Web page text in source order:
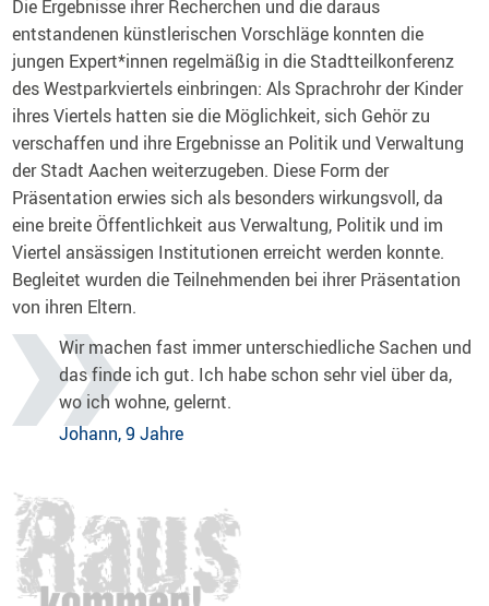
Die Ergebnisse ihrer Recherchen und die daraus
entstandenen künstlerischen Vorschläge konnten die
jungen Expert*innen regelmäßig in die Stadtteilkonferenz
des Westparkviertels einbringen: Als Sprachrohr der Kinder
ihres Viertels hatten sie die Möglichkeit, sich Gehör zu
verschaffen und ihre Ergebnisse an Politik und Verwaltung
der Stadt Aachen weiterzugeben. Diese Form der
Präsentation erwies sich als besonders wirkungsvoll, da
eine breite Öffentlichkeit aus Verwaltung, Politik und im
Viertel ansässigen Institutionen erreicht werden konnte.
Begleitet wurden die Teilnehmenden bei ihrer Präsentation
von ihren Eltern.
Wir machen fast immer unterschiedliche Sachen und
das finde ich gut. Ich habe schon sehr viel über da,
wo ich wohne, gelernt.
Johann, 9 Jahre